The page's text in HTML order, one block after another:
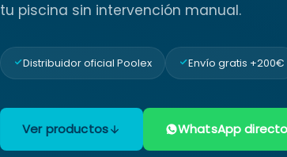
tu piscina sin intervención manual.
Distribuidor oficial Poolex Envío gratis +200€
Ver productos WhatsApp directo